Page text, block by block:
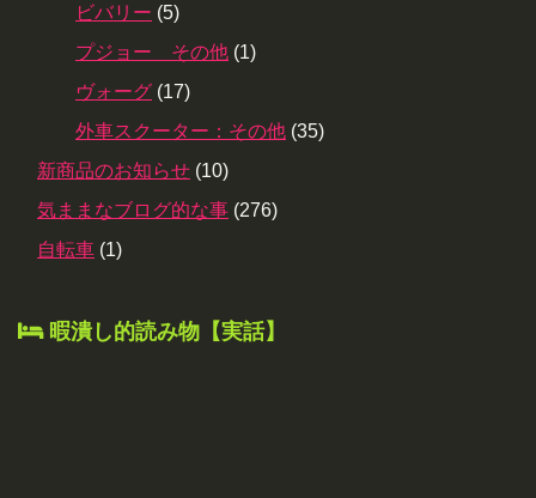
ビバリー (5)
プジョー その他 (1)
ヴォーグ (17)
外車スクーター：その他 (35)
新商品のお知らせ (10)
気ままなブログ的な事 (276)
自転車 (1)
暇潰し的読み物【実話】